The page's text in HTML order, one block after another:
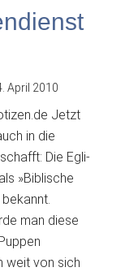
wechseln
kaum
April 2010
Jetzt
in die
Die Egli-
»Biblische
man diese
weit von sich